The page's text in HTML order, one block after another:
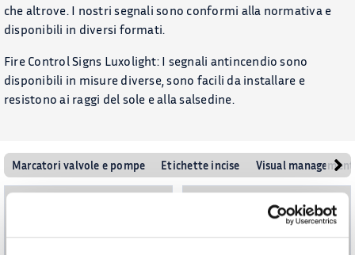
che altrove. I nostri segnali sono conformi alla normativa e
disponibili in diversi formati.
Fire Control Signs Luxolight: I segnali antincendio sono
disponibili in misure diverse, sono facili da installare e
resistono ai raggi del sole e alla salsedine.
Marcatori valvole e pompe Etichette incise Visual